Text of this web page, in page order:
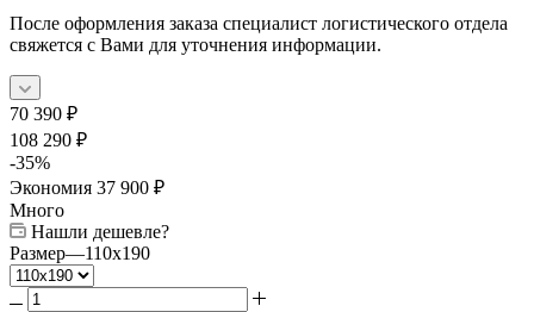
После оформления заказа специалист логистического отдела
свяжется с Вами для уточнения информации.
70 390 ₽
108 290 ₽
-35%
Экономия 37 900 ₽
Много
Нашли дешевле?
Размер—110x190